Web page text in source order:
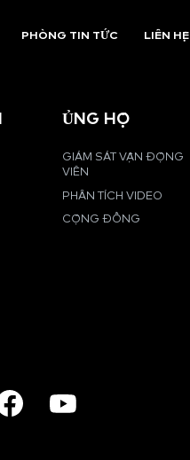
PHÒNG TIN TỨC LIÊN HỆ
ỦNG HỘ
GIÁM SÁT VẬN ĐỘNG
VIÊN
PHÂN TÍCH VIDEO
CỘNG ĐỒNG